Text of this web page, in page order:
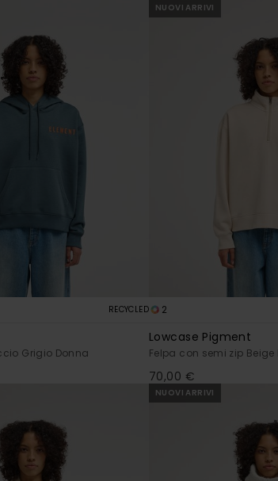
RECYCLED
Grigio Donna
NUOVI ARRIVI
2
Lowcase Pigment
Felpa con semi zip Beige
70,00 €
NUOVI ARRIVI